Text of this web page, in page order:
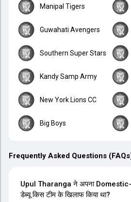
Manipal Tigers
Guwahati Avengers
Southern Super Stars
Kandy Samp Army
New York Lions CC
Big Boys
Frequently Asked Questions
Upul Tharanga ने अपना
डेब्यू किस टीम के खिलाफ किया था?